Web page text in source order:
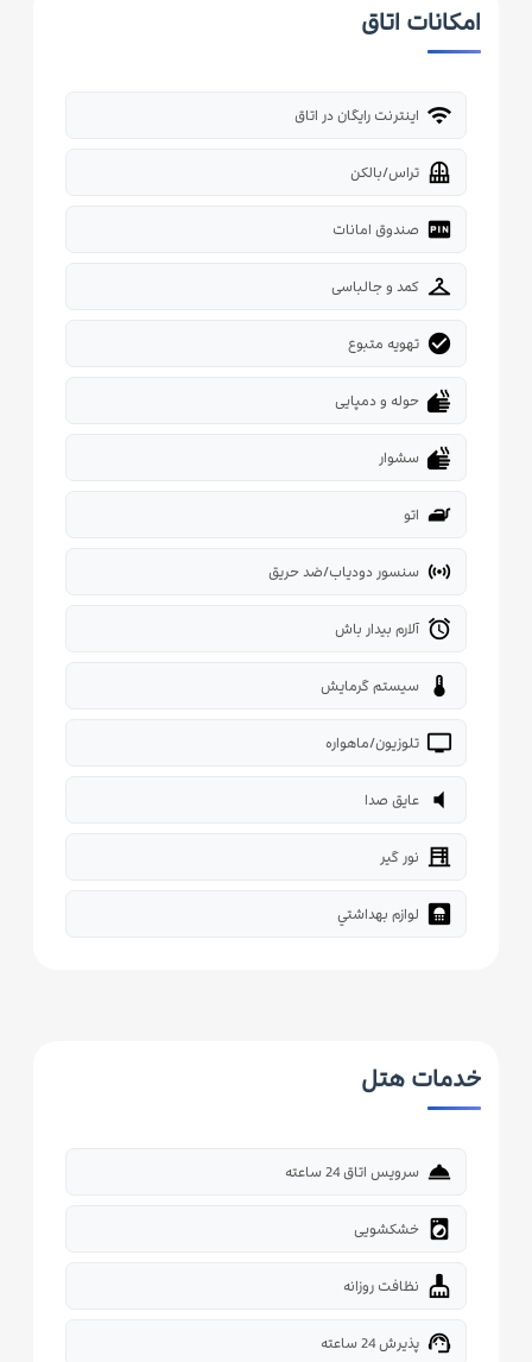
امکانات اتاق
wifi اینترنت رایگان در اتاق
balcony تراس/بالکن
fiber_pin صندوق امانات
checkroom کمد و جالباسی
check_circle تهویه متبوع
dry حوله و دمپایی
dry سشوار
iron اتو
sensors سنسور دودیاب/ضد حریق
alarm آلارم بیدار باش
thermostat سیستم گرمایش
tv تلوزیون/ماهواره
volume_mute عایق صدا
blinds نور گیر
bathroom لوازم بهداشتي
خدمات هتل
room_service سرویس اتاق 24 ساعته
local_laundry_service خشکشویی
cleaning_services نظافت روزانه
support_agent پذیرش 24 ساعته